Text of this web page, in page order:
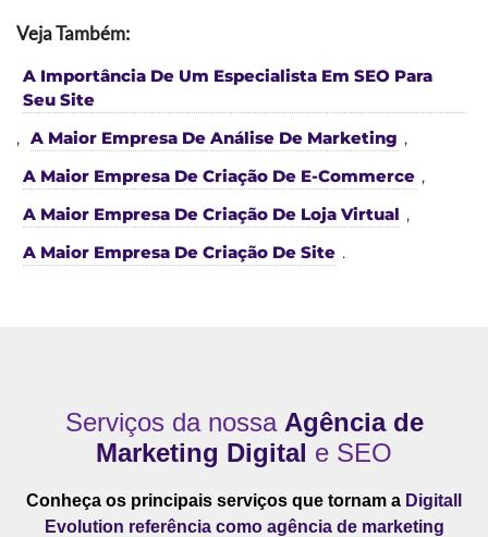
Veja Também:
A Importância De Um Especialista Em SEO Para
Seu Site
, A Maior Empresa De Análise De Marketing ,
A Maior Empresa De Criação De E-Commerce ,
A Maior Empresa De Criação De Loja Virtual ,
A Maior Empresa De Criação De Site .
Serviços da nossa Agência de
Marketing Digital e SEO
Conheça os principais serviços que tornam a Digitall
Evolution referência como agência de marketing